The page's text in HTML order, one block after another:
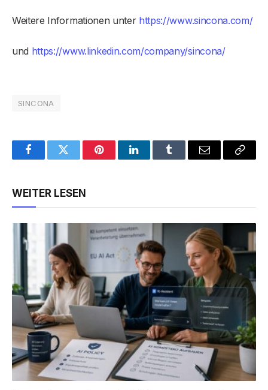
Weitere Informationen unter https://www.sincona.com/
und https://www.linkedin.com/company/sincona/
SINCONA
FacebookTwitter PinterestLinkedInTumblr Email
Copy
WEITER LESEN